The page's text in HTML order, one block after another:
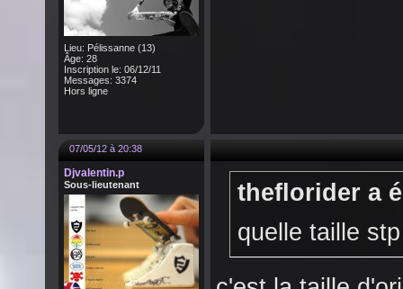
Lieu: Pélissanne (13)
Âge: 28
Inscription le: 06/12/11
Messages: 3374
Hors ligne
07/05/12 à 20:38
Djvalentin.p
Sous-lieutenant
theflorider a
quelle taille stp